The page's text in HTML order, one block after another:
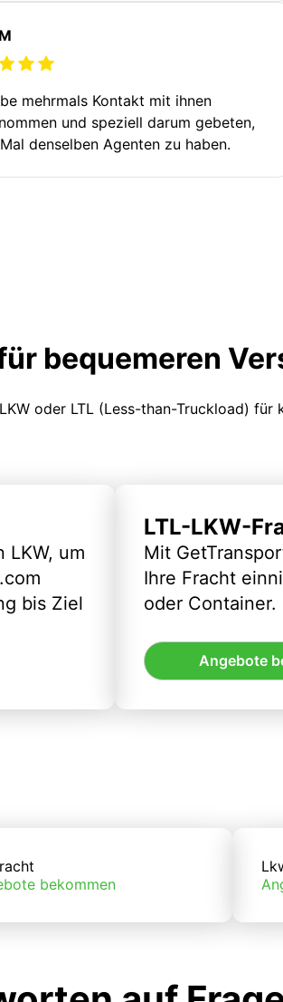
mehrmals Kontakt mit ihnen
und speziell darum gebeten,
denselben Agenten zu haben.
bequemeren
oder LTL (Less-than-Truckload)
LKW, um
bis Ziel
LTL-LKW-
Mit
Ihre Fracht
oder Container.
Angebote
bekommen